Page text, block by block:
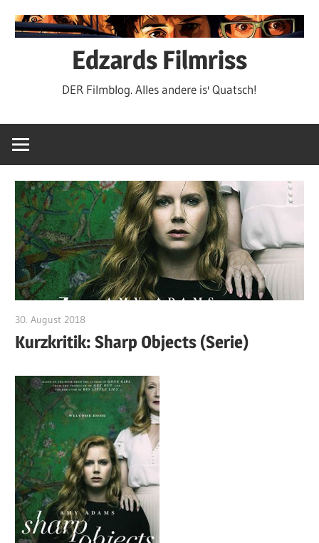
Inhalt
Edzards Filmriss
DER Filmblog. Alles andere is' Quatsch!
30. August 2018
Kurzkritik: Sharp Objects (Serie)